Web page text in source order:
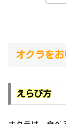
オクラをお
えらび方